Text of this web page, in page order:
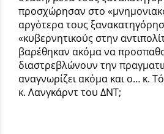
προσχώρησαν στο
αργότερα τους
«κυβερνητικούς στην
βαρέθηκαν ακόμα να
διαστρεβλώνουν την
αναγνωρίζει ακόμα και ο… κ.
κ. Λανγκάρντ του ΔΝΤ;